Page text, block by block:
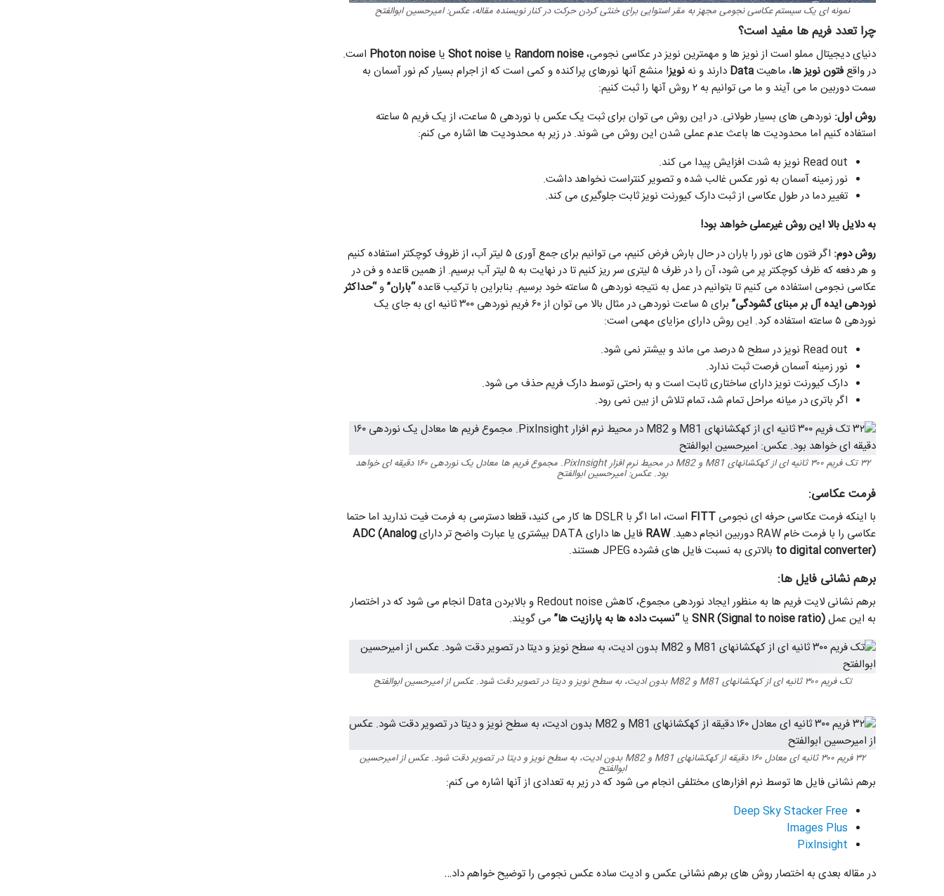
نمونه ای یک سیستم عکاسی نجومی مجهز به مقر استوایی برای خنثی کردن حرکت در کنار نویسنده مقاله، عکس: امیرحسین ابوالفتح
چرا تعدد فریم ها مفید است؟
دنیای دیجیتال مملو است از نویز ها و مهمترین نویز در عکاسی نجومی،Random noise یا Shot noise یا Photon noise است.
در واقعفتون نویز ها، ماهیتData دارند و نه نویز! منشع آنها نورهای پراکنده و کمی است که از اجرام بسیار کم نور آسمان به
سمت دوربین ما می آیند و ما می توانیم به ۲ روش آنها را ثبت کنیم:
روش اول:
نوردهی های بسیار طولانی. در این روش می توان برای ثبت یک عکس با نوردهی ۵ ساعت، از یک فریم ۵ ساعته
استفاده کنیم اما محدودیت ها باعث عدم عملی شدن این روش می شوند. در زیر به محدودیت ها اشاره می کنم:
Read out نویز به شدت افزایش پیدا می کند.
نور زمینه آسمان به نور عکس غالب شده و تصویر کنتراست نخواهد داشت.
تغییر دما در طول عکاسی از ثبت دارک کیورنت نویز ثابت جلوگیری می کند.
به دلایل بالا این روش غیرعملی خواهد بود!
روش دوم:
اگر فتون های نور را باران در حال بارش فرض کنیم، می توانیم برای جمع آوری ۵ لیتر آب، از ظروف کوچکتر استفاده کنیم
و هر دفعه که ظرف کوچکتر پر می شود، آن را در ظرف ۵ لیتری سر ریز کنیم تا در نهایت به ۵ لیتر آب برسیم. از همین قاعده و فن در
عکاسی نجومی استفاده می کنیم تا بتوانیم در عمل به نتیجه نوردهی ۵ ساعته خود برسیم. بنابراین با ترکیب قاعده
“باران”و“حداکثر
نوردهی ایده آل بر مبنای گشودگی”
برای ۵ ساعت نوردهی در مثال بالا می توان از ۶۰ فریم نوردهی ۳۰۰ ثانیه ای به جای یک
نوردهی ۵ ساعته استفاده کرد. این روش دارای مزایای مهمی است:
Read out نویز در سطح ۵ درصد می ماند و بیشتر نمی شود.
نور زمینه آسمان فرصت ثبت ندارد.
دارک کیورنت نویز دارای ساختاری ثابت است و به راحتی توسط دارک فریم حذف می شود.
اگر باتری در میانه مراحل تمام شد، تمام تلاش از بین نمی رود.
۳۲ تک فریم ۳۰۰ ثانیه ای از کهکشانهای M81 و M82 در محیط نرم افزار PixInsight. مجموع فریم ها معادل یک نوردهی ۱۶۰ دقیقه ای خواهد
بود. عکس: امیرحسین ابوالفتح
فرمت عکاسی:
با اینکه فرمت عکاسی حرفه ای نجومی FITT
است، اما اگر با DSLR ها کار می کنید، قطعا دسترسی به فرمت فیت ندارید اما حتما
عکاسی را با فرمت خام RAW دوربین انجام دهید.
RAW فایل ها دارای DATA بیشتری یا عبارت واضح تر دارای
ADC (Analog
to digital converter) بالاتری به نسبت فایل های فشرده JPEG هستند.
برهم نشانی فایل ها:
برهم نشانی لایت فریم ها به منظور ایجاد نوردهی مجموع، کاهش Redout noise و بالابردن Data انجام می شود که در اختصار
به این عمل(SNR (Signal to noise ratio یا“نسبت داده ها به پارازیت ها” می گویند.
تک فریم ۳۰۰ ثانیه ای از کهکشانهای M81 و M82 بدون ادیت، به سطح نویز و دیتا در تصویر دقت شود. عکس از امیرحسین ابوالفتح
۳۲ فریم ۳۰۰ ثانیه ای معادل ۱۶۰ دقیقه از کهکشانهای M81 و M82 بدون ادیت، به سطح نویز و دیتا در تصویر دقت شود. عکس از امیرحسین
ابوالفتح
برهم نشانی فایل ها توسط نرم افزارهای مختلفی انجام می شود که در زیر به تعدادی از آنها اشاره می کنم:
Deep Sky Stacker Free
Images Plus
PixInsight
در مقاله بعدی به اختصار روش های برهم نشانی عکس و ادیت ساده عکس نجومی را توضیح خواهم داد…